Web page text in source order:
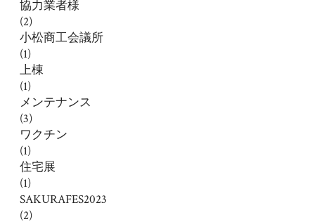
協力業者様
(2)
小松商工会議所
(1)
上棟
(1)
メンテナンス
(3)
ワクチン
(1)
住宅展
(1)
SAKURAFES2023
(2)